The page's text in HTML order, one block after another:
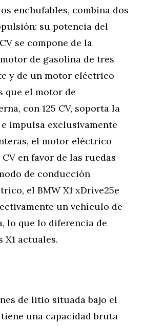
enchufables, combina dos
su potencia del
se compone de la
de gasolina de tres
y de un motor eléctrico
que el motor de
con 125 CV, soporta la
impulsa exclusivamente
el motor eléctrico
en favor de las ruedas
de conducción
el BMW X1 xDrive25e
un vehículo de
lo que lo diferencia de
X1 actuales.
de litio situada bajo el
una capacidad bruta